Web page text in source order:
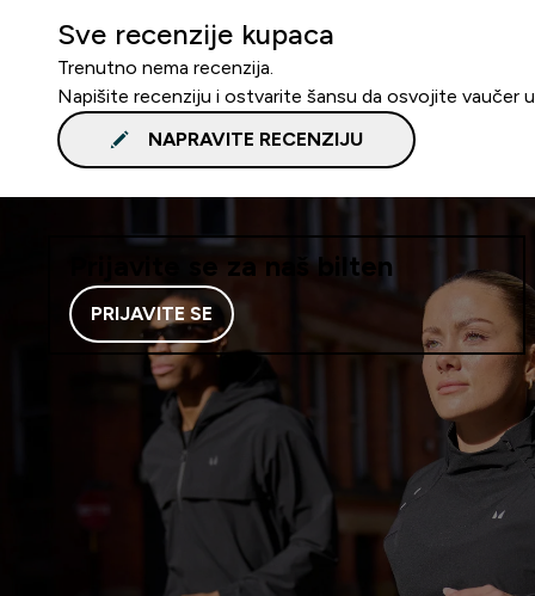
Sve recenzije kupaca
Trenutno nema recenzija.
Napišite recenziju i ostvarite šansu da osvojite vaučer
NAPRAVITE RECENZIJU
Prijavite se za naš bilten
PRIJAVITE SE